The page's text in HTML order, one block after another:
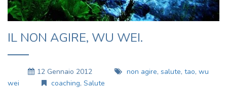
IL NON AGIRE, WU WEI.
12 Gennaio 2012 non agire, salute, tao, wu
wei
coaching, Salute